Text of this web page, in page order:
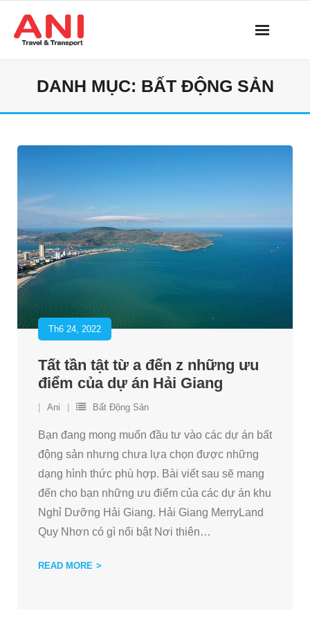
content
DANH MỤC: BẤT ĐỘNG SẢN
Tất tần tật từ a đến z những ưu
điểm của dự án Hải Giang
Th6 24, 2022
Ani Bất Động Sản
Bạn đang mong muốn đầu tư vào các dự án bất
động sản nhưng chưa lựa chọn được những
dạng hình thức phù hợp. Bài viết sau sẽ mang
đến cho bạn những ưu điểm của các dự án khu
Nghỉ Dưỡng Hải Giang. Hải Giang MerryLand
Quy Nhơn có gì nổi bật Nơi thiên…
READ MORE